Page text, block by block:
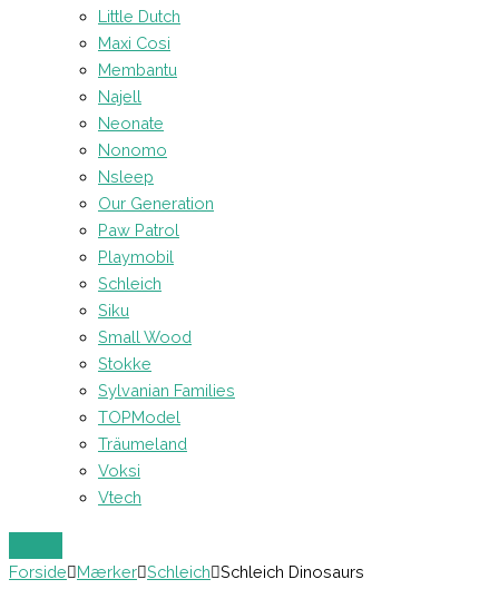
Little Dutch
Maxi Cosi
Membantu
Najell
Neonate
Nonomo
Nsleep
Our Generation
Paw Patrol
Playmobil
Schleich
Siku
Small Wood
Stokke
Sylvanian Families
TOPModel
Träumeland
Voksi
Vtech
Forside Mærker Schleich Schleich Dinosaurs